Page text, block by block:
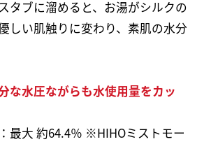
タブに溜めると、お湯がシルクの
しい肌触りに変わり、素肌の水分
な水圧ながらも水使用量をカッ
最大 約64.4％ ※HIHOミストモー